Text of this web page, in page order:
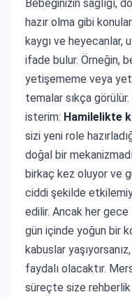
Bebeğinizin sağlığı,
hazır olma gibi
kaygı ve heyecanlar,
ifade bulur. Örneğin,
yetişememe veya
temalar sıkça
isterim: Hamilelikte
sizi yeni role
doğal bir
birkaç kez oluyor ve
ciddi şekilde
edilir. Ancak her gece
gün içinde yoğun bir
kabuslar
faydalı olacaktır.
süreçte size